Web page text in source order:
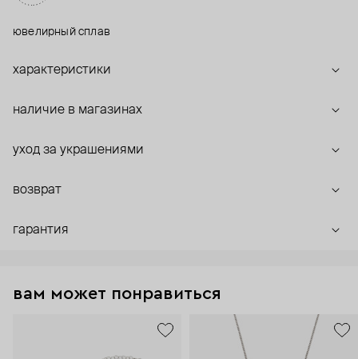
ювелирный сплав
характеристики
наличие в магазинах
уход за украшениями
возврат
гарантия
вам может понравиться